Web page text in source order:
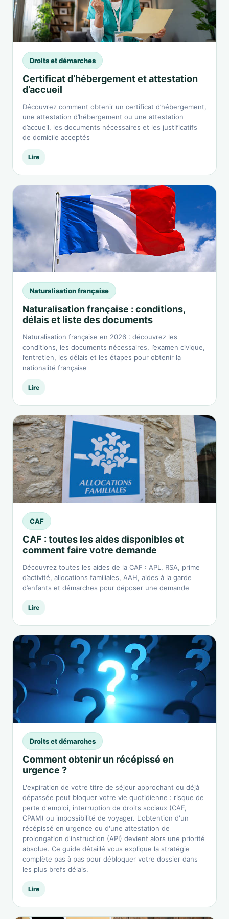
Droits et démarches
Certificat d’hébergement et attestation
d’accueil
Découvrez comment obtenir un certificat d’hébergement,
une attestation d’hébergement ou une attestation
d’accueil, les documents nécessaires et les justificatifs
de domicile acceptés
Lire
Naturalisation française
Naturalisation française : conditions,
délais et liste des documents
Naturalisation française en 2026 : découvrez les
conditions, les documents nécessaires, l’examen civique,
l’entretien, les délais et les étapes pour obtenir la
nationalité française
Lire
CAF
CAF : toutes les aides disponibles et
comment faire votre demande
Découvrez toutes les aides de la CAF : APL, RSA, prime
d’activité, allocations familiales, AAH, aides à la garde
d’enfants et démarches pour déposer une demande
Lire
Droits et démarches
Comment obtenir un récépissé en
urgence ?
L'expiration de votre titre de séjour approchant ou déjà
dépassée peut bloquer votre vie quotidienne : risque de
perte d'emploi, interruption de droits sociaux (CAF,
CPAM) ou impossibilité de voyager. L'obtention d'un
récépissé en urgence ou d'une attestation de
prolongation d'instruction (API) devient alors une priorité
absolue. Ce guide détaillé vous explique la stratégie
complète pas à pas pour débloquer votre dossier dans
les plus brefs délais.
Lire